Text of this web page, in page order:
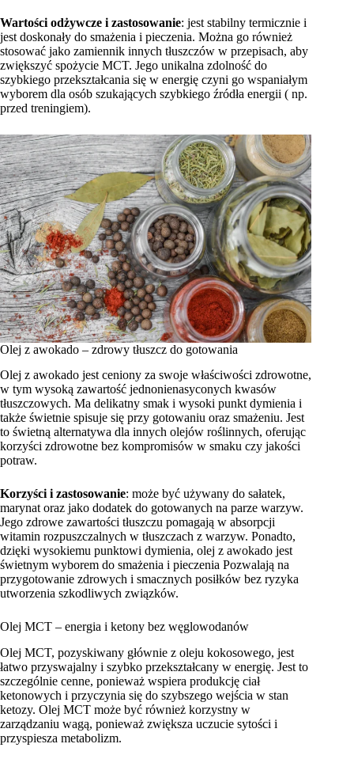
Wartości odżywcze i zastosowanie: jest stabilny termicznie i
jest doskonały do smażenia i pieczenia. Można go również
stosować jako zamiennik innych tłuszczów w przepisach, aby
zwiększyć spożycie MCT. Jego unikalna zdolność do
szybkiego przekształcania się w energię czyni go wspaniałym
wyborem dla osób szukających szybkiego źródła energii ( np.
przed treningiem).
Olej z awokado – zdrowy tłuszcz do gotowania
Olej z awokado jest ceniony za swoje właściwości zdrowotne,
w tym wysoką zawartość jednonienasyconych kwasów
tłuszczowych. Ma delikatny smak i wysoki punkt dymienia i
także świetnie spisuje się przy gotowaniu oraz smażeniu. Jest
to świetną alternatywa dla innych olejów roślinnych, oferując
korzyści zdrowotne bez kompromisów w smaku czy jakości
potraw.
Korzyści i zastosowanie: może być używany do sałatek,
marynat oraz jako dodatek do gotowanych na parze warzyw.
Jego zdrowe zawartości tłuszczu pomagają w absorpcji
witamin rozpuszczalnych w tłuszczach z warzyw. Ponadto,
dzięki wysokiemu punktowi dymienia, olej z awokado jest
świetnym wyborem do smażenia i pieczenia Pozwalają na
przygotowanie zdrowych i smacznych posiłków bez ryzyka
utworzenia szkodliwych związków.
Olej MCT – energia i ketony bez węglowodanów
Olej MCT, pozyskiwany głównie z oleju kokosowego, jest
łatwo przyswajalny i szybko przekształcany w energię. Jest to
szczególnie cenne, ponieważ wspiera produkcję ciał
ketonowych i przyczynia się do szybszego wejścia w stan
ketozy. Olej MCT może być również korzystny w
zarządzaniu wagą, ponieważ zwiększa uczucie sytości i
przyspiesza metabolizm.